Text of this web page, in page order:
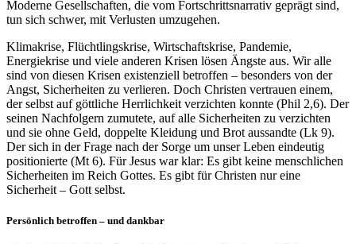
Moderne Gesellschaften, die vom Fortschrittsnarrativ geprägt sind,
tun sich schwer, mit Verlusten umzugehen.
Klimakrise, Flüchtlingskrise, Wirtschaftskrise, Pandemie,
Energiekrise und viele anderen Krisen lösen Ängste aus. Wir alle
sind von diesen Krisen existenziell betroffen – besonders von der
Angst, Sicherheiten zu verlieren. Doch Christen vertrauen einem,
der selbst auf göttliche Herrlichkeit verzichten konnte (Phil 2,6). Der
seinen Nachfolgern zumutete, auf alle Sicherheiten zu verzichten
und sie ohne Geld, doppelte Kleidung und Brot aussandte (Lk 9).
Der sich in der Frage nach der Sorge um unser Leben eindeutig
positionierte (Mt 6). Für Jesus war klar: Es gibt keine menschlichen
Sicherheiten im Reich Gottes. Es gibt für Christen nur eine
Sicherheit – Gott selbst.
Persönlich betroffen – und dankbar